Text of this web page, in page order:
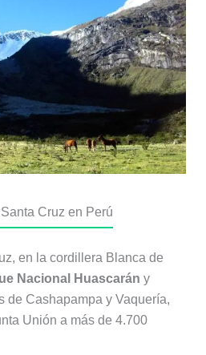
Cruz en Perú
en la cordillera Blanca de
Nacional Huascarán y
de Cashapampa y Vaquería,
Unión a más de 4.700